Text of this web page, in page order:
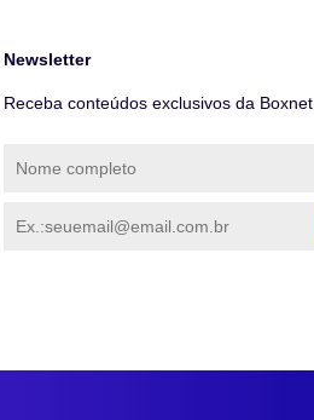
Newsletter
Receba conteúdos exclusivos da Boxnet